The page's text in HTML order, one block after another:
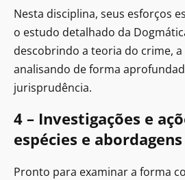
Nesta disciplina, seus esforços
o estudo detalhado da
descobrindo a teoria do crime,
analisando de forma
jurisprudência.
4 – Investigações e
espécies e abordagens
Pronto para examinar a forma